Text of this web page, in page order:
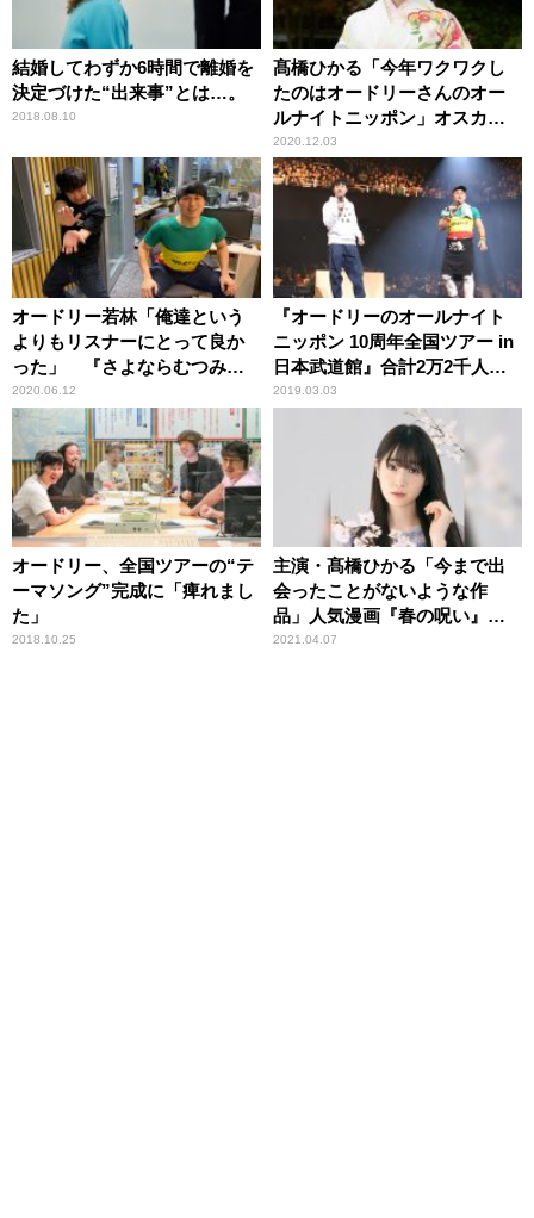
結婚してわずか6時間で離婚を
決定づけた“出来事”とは…。
2018.08.10
髙橋ひかる「今年ワクワクし
たのはオードリーさんのオー
ルナイトニッポン」オスカー
晴れ着お披露目で振り返る
2020.12.03
オードリー若林「俺達という
よりもリスナーにとって良か
った」 『さよならむつみ
荘』ギャラクシー賞入賞に喜
び
2020.06.12
『オードリーのオールナイト
ニッポン 10周年全国ツアー in
日本武道館』合計2万2千人の
リトルトゥースを沸かせる！
2019.03.03
オードリー、全国ツアーの“テ
ーマソング”完成に「痺れまし
た」
2018.10.25
主演・髙橋ひかる「今まで出
会ったことがないような作
品」人気漫画『春の呪い』ド
ラマ化決定
2021.04.07